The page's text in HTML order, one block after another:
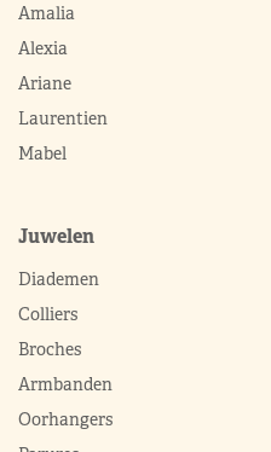
Amalia
Alexia
Ariane
Laurentien
Mabel
Juwelen
Diademen
Colliers
Broches
Armbanden
Oorhangers